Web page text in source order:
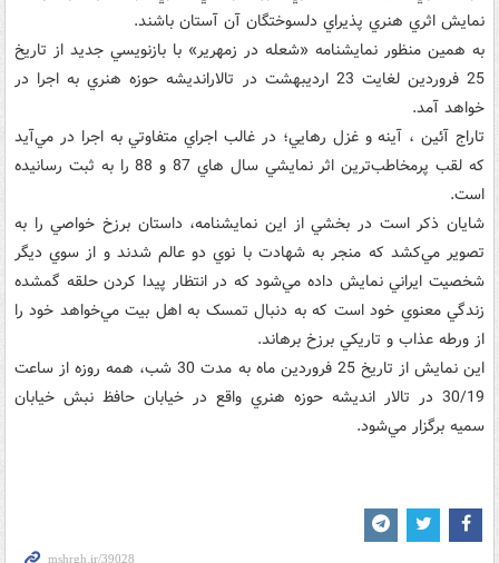
نمايش اثري هنري پذيراي دلسوختگان آن آستان باشند.
به همين منظور نمايشنامه «شعله در زمهرير» با بازنويسي جديد از تاريخ
25 فروردين لغايت 23 ارديبهشت در تالارانديشه حوزه هنري به اجرا در
خواهد آمد.
تاراج آئين ، آينه و غزل رهايي؛ در غالب اجراي متفاوتي به اجرا در مي‌آيد
که لقب پرمخاطب‌ترين اثر نمايشي سال هاي 87 و 88 را به ثبت رسانيده
است.
شايان ذکر است در بخشي از اين نمايشنامه، داستان برزخ خواصي را به
تصوير مي‌کشد که منجر به شهادت با نوي دو عالم شدند و از سوي ديگر
شخصيت ايراني نمايش داده مي‌شود که در انتظار پيدا کردن حلقه گمشده
زندگي معنوي خود است که به دنبال تمسک به اهل بيت مي‌خواهد خود را
از ورطه عذاب و تاريکي برزخ برهاند.
اين نمايش از تاريخ 25 فروردين ماه به مدت 30 شب، همه روزه از ساعت
30/19 در تالار انديشه حوزه هنري واقع در خيابان حافظ نبش خيابان
سميه برگزار مي‌شود.